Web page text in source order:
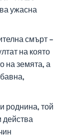
ужасна
смърт –
на която
на земята, а
роднина, той
действа